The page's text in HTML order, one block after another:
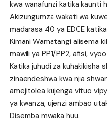
kwa wanafunzi katika kaunti
Akizungumza wakati wa
madarasa 40 ya EDCE
Kimani Wamatangi alisema
mawili ya PP1/PP2, afisi,
Katika juhudi za kuhakikisha
zinaendeshwa kwa njia
amejitolea kujenga vituo
ya kwanza, ujenzi ambao
Disemba mwaka huu.